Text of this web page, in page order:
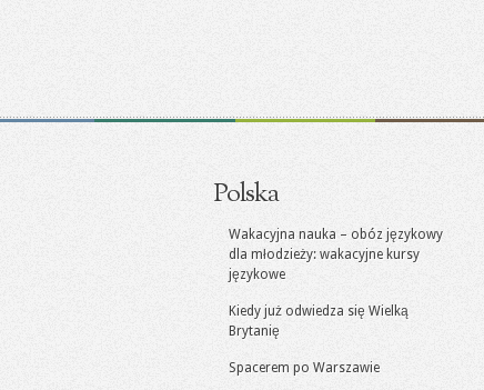
Polska
Wakacyjna nauka – obóz językowy
dla młodzieży: wakacyjne kursy
językowe
Kiedy już odwiedza się Wielką
Brytanię
Spacerem po Warszawie